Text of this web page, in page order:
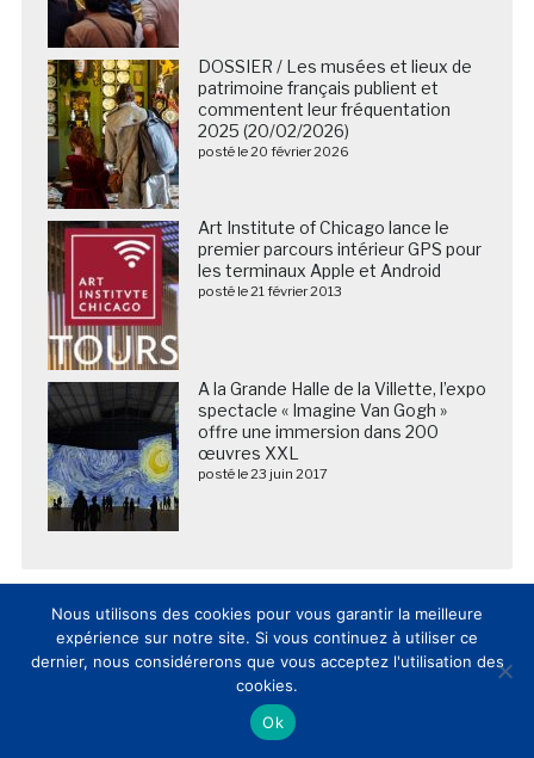
DOSSIER / Les musées et lieux de
patrimoine français publient et
commentent leur fréquentation
2025 (20/02/2026)
posté le 20 février 2026
Art Institute of Chicago lance le
premier parcours intérieur GPS pour
les terminaux Apple et Android
posté le 21 février 2013
A la Grande Halle de la Villette, l’expo
spectacle « Imagine Van Gogh »
offre une immersion dans 200
œuvres XXL
posté le 23 juin 2017
Nous utilisons des cookies pour vous garantir la meilleure
expérience sur notre site. Si vous continuez à utiliser ce
dernier, nous considérerons que vous acceptez l'utilisation des
cookies.
Ok